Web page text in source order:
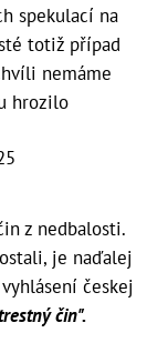
spekulací na
totiž případ
nemáme
hrozilo
z nedbalosti.
je naďalej
českej
čin".